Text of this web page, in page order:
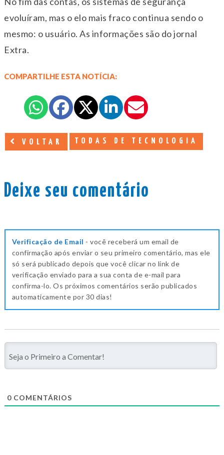
evoluíram, mas o elo mais fraco continua sendo o
mesmo: o usuário. As informações são do jornal
Extra.
COMPARTILHE ESTA NOTÍCIA:
VOLTAR TODAS DE TECNOLOGIA
Deixe seu comentário
Verificação de Email - você receberá um email de
confirmação após enviar o seu primeiro comentário, mas ele
só será publicado depois que você clicar no link de
verificação enviado para a sua conta de e-mail para
confirma-lo. Os próximos comentários serão publicados
automaticamente por 30 dias!
0 COMENTÁRIOS